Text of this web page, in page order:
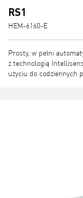
RS1
HEM-6160-E
Prosty, w pełni
z technologią
użyciu do codziennych